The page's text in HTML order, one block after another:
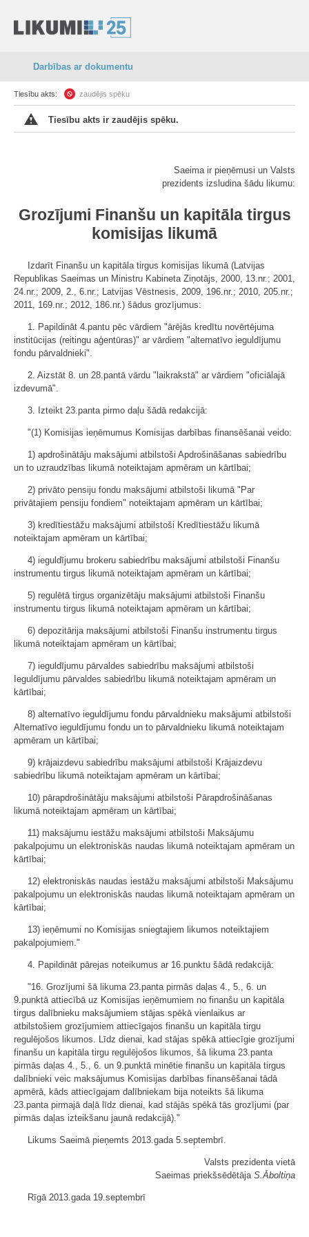
Darbības ar dokumentu
Tiesību akts: zaudējis spēku
Tiesību akts ir zaudējis spēku.
Saeima ir pieņēmusi un Valsts
prezidents izsludina šādu likumu:
Grozījumi Finanšu un kapitāla tirgus
komisijas likumā
Izdarīt Finanšu un kapitāla tirgus komisijas likumā (Latvijas
Republikas Saeimas un Ministru Kabineta Ziņotājs, 2000, 13.nr.; 2001,
24.nr.; 2009, 2., 6.nr.; Latvijas Vēstnesis, 2009, 196.nr.; 2010, 205.nr.;
2011, 169.nr.; 2012, 186.nr.) šādus grozījumus:
1. Papildināt 4.pantu pēc vārdiem "ārējās kredītu novērtējuma
institūcijas (reitingu aģentūras)" ar vārdiem "alternatīvo ieguldījumu
fondu pārvaldnieki".
2. Aizstāt 8. un 28.pantā vārdu "laikrakstā" ar vārdiem "oficiālajā
izdevumā".
3. Izteikt 23.panta pirmo daļu šādā redakcijā:
"(1) Komisijas ieņēmumus Komisijas darbības finansēšanai veido:
1) apdrošinātāju maksājumi atbilstoši Apdrošināšanas sabiedrību
un to uzraudzības likumā noteiktajam apmēram un kārtībai;
2) privāto pensiju fondu maksājumi atbilstoši likumā "Par
privātajiem pensiju fondiem" noteiktajam apmēram un kārtībai;
3) kredītiestāžu maksājumi atbilstoši Kredītiestāžu likumā
noteiktajam apmēram un kārtībai;
4) ieguldījumu brokeru sabiedrību maksājumi atbilstoši Finanšu
instrumentu tirgus likumā noteiktajam apmēram un kārtībai;
5) regulētā tirgus organizētāju maksājumi atbilstoši Finanšu
instrumentu tirgus likumā noteiktajam apmēram un kārtībai;
6) depozitārija maksājumi atbilstoši Finanšu instrumentu tirgus
likumā noteiktajam apmēram un kārtībai;
7) ieguldījumu pārvaldes sabiedrību maksājumi atbilstoši
Ieguldījumu pārvaldes sabiedrību likumā noteiktajam apmēram un
kārtībai;
8) alternatīvo ieguldījumu fondu pārvaldnieku maksājumi atbilstoši
Alternatīvo ieguldījumu fondu un to pārvaldnieku likumā noteiktajam
apmēram un kārtībai;
9) krājaizdevu sabiedrību maksājumi atbilstoši Krājaizdevu
sabiedrību likumā noteiktajam apmēram un kārtībai;
10) pārapdrošinātāju maksājumi atbilstoši Pārapdrošināšanas
likumā noteiktajam apmēram un kārtībai;
11) maksājumu iestāžu maksājumi atbilstoši Maksājumu
pakalpojumu un elektroniskās naudas likumā noteiktajam apmēram un
kārtībai;
12) elektroniskās naudas iestāžu maksājumi atbilstoši Maksājumu
pakalpojumu un elektroniskās naudas likumā noteiktajam apmēram un
kārtībai;
13) ieņēmumi no Komisijas sniegtajiem likumos noteiktajiem
pakalpojumiem."
4. Papildināt pārejas noteikumus ar 16.punktu šādā redakcijā:
"16. Grozījumi šā likuma 23.panta pirmās daļas 4., 5., 6. un
9.punktā attiecībā uz Komisijas ieņēmumiem no finanšu un kapitāla
tirgus dalībnieku maksājumiem stājas spēkā vienlaikus ar
atbilstošiem grozījumiem attiecīgajos finanšu un kapitāla tirgu
regulējošos likumos. Līdz dienai, kad stājas spēkā attiecīgie grozījumi
finanšu un kapitāla tirgu regulējošos likumos, šā likuma 23.panta
pirmās daļas 4., 5., 6. un 9.punktā minētie finanšu un kapitāla tirgus
dalībnieki veic maksājumus Komisijas darbības finansēšanai tādā
apmērā, kāds attiecīgajam dalībniekam bija noteikts šā likuma
23.panta pirmajā daļā līdz dienai, kad stājās spēkā tās grozījumi (par
pirmās daļas izteikšanu jaunā redakcijā)."
Likums Saeimā pieņemts 2013.gada 5.septembrī.
Valsts prezidenta vietā
Saeimas priekšsēdētāja S.Āboltiņa
Rīgā 2013.gada 19.septembrī